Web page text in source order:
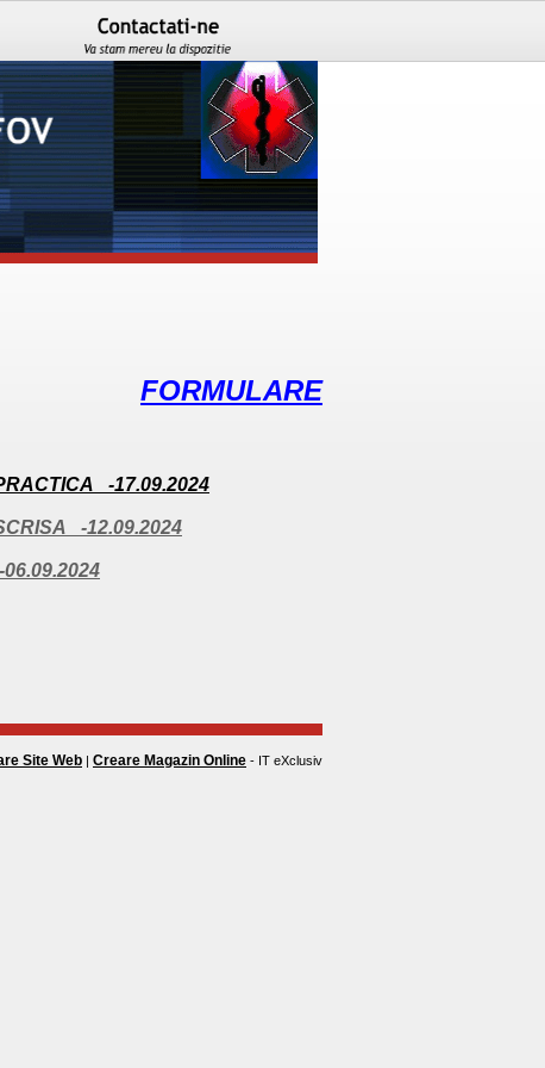
FORMULARE
-17.09.2024
-12.09.2024
Site Web | Creare Magazin Online - IT eXclusiv